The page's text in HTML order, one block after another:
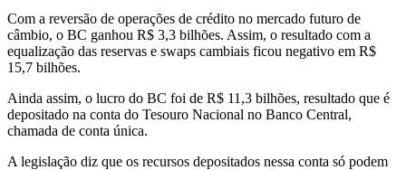
Com a reversão de operações de crédito no mercado futuro de
câmbio, o BC ganhou R$ 3,3 bilhões. Assim, o resultado com a
equalização das reservas e swaps cambiais ficou negativo em R$
15,7 bilhões.
Ainda assim, o lucro do BC foi de R$ 11,3 bilhões, resultado que é
depositado na conta do Tesouro Nacional no Banco Central,
chamada de conta única.
A legislação diz que os recursos depositados nessa conta só podem